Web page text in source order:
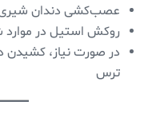
عصب‌کشی دندان
روکش استیل در موارد
در صورت نیاز، کشیدن
ترس